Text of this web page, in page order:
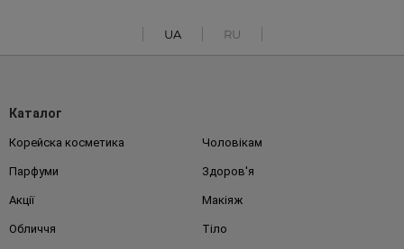
UA RU
Каталог
Корейска косметика Чоловікам
Парфуми Здоров'я
Акції Макіяж
Обличчя Тіло